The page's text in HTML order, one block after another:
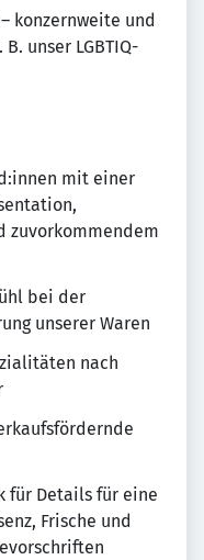
– konzernweite und
unser LGBTIQ-
mit einer
zuvorkommendem
bei der
unserer Waren
nach
für Details für eine
Frische und